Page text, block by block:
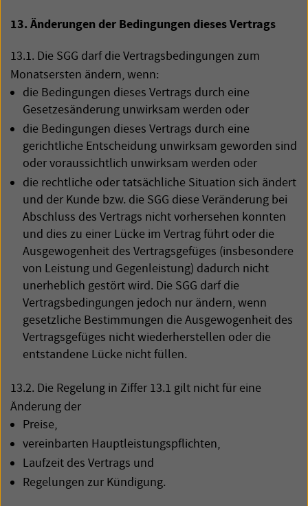
13. Änderungen der Bedingungen dieses Vertrags
13.1. Die SGG darf die Vertragsbedingungen zum
Monatsersten ändern, wenn:
die Bedingungen dieses Vertrags durch eine
Gesetzesänderung unwirksam werden oder
die Bedingungen dieses Vertrags durch eine
gerichtliche Entscheidung unwirksam geworden sind
oder voraussichtlich unwirksam werden oder
die rechtliche oder tatsächliche Situation sich ändert
und der Kunde bzw. die SGG diese Veränderung bei
Abschluss des Vertrags nicht vorhersehen konnten
und dies zu einer Lücke im Vertrag führt oder die
Ausgewogenheit des Vertragsgefüges (insbesondere
von Leistung und Gegenleistung) dadurch nicht
unerheblich gestört wird. Die SGG darf die
Vertragsbedingungen jedoch nur ändern, wenn
gesetzliche Bestimmungen die Ausgewogenheit des
Vertragsgefüges nicht wiederherstellen oder die
entstandene Lücke nicht füllen.
13.2. Die Regelung in Ziffer 13.1 gilt nicht für eine
Änderung der
Preise,
vereinbarten Hauptleistungspflichten,
Laufzeit des Vertrags und
Regelungen zur Kündigung.